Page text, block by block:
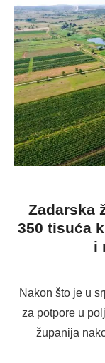
Zadarska
350 tisuća
i
Nakon što je u
za potpore u
županija